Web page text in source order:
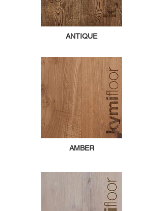
ANTIQUE
AMBER